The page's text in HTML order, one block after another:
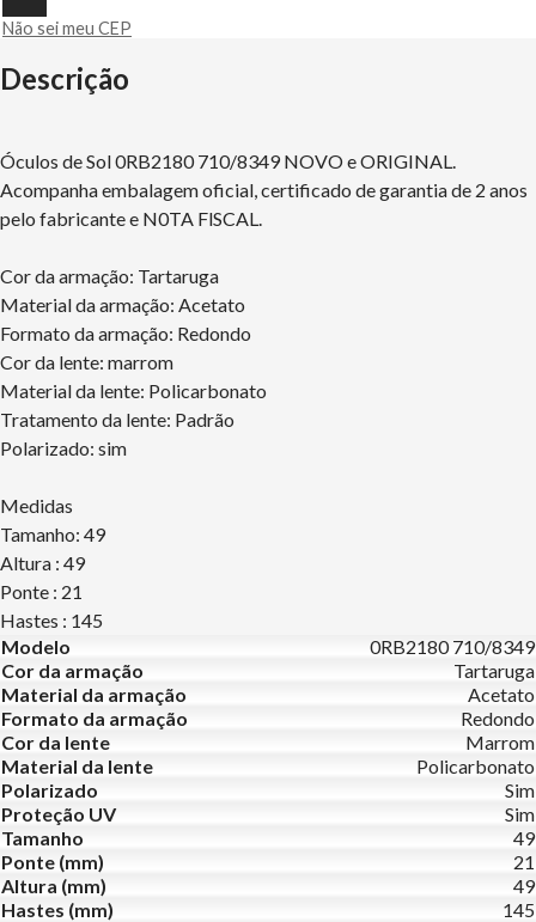
Não sei meu CEP
Descrição
Óculos de Sol 0RB2180 710/8349 NOVO e ORIGINAL.
Acompanha embalagem oficial, certificado de garantia de 2 anos
pelo fabricante e N0TA FlSCAL.
Cor da armação: Tartaruga
Material da armação: Acetato
Formato da armação: Redondo
Cor da lente: marrom
Material da lente: Policarbonato
Tratamento da lente: Padrão
Polarizado: sim
Medidas
Tamanho: 49
Altura : 49
Ponte : 21
Hastes : 145
Modelo
0RB2180 710/8349
Cor da armação
Tartaruga
Material da armação
Acetato
Formato da armação
Redondo
Cor da lente
Marrom
Material da lente
Policarbonato
Polarizado
Sim
Proteção UV
Sim
Tamanho
49
Ponte (mm)
21
Altura (mm)
49
Hastes (mm)
145